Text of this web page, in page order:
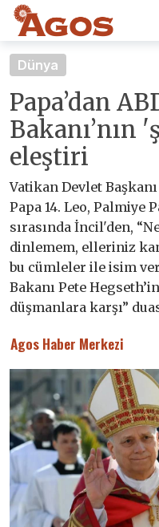
Dünya
Papa’dan
Bakanı’nın
eleştiri
Vatikan Devlet
Papa 14. Leo, Palmiye
sırasında İncil'den,
dinlemem, elleriniz
bu cümleler ile isim
Bakanı Pete
düşmanlara karşı”
Agos Haber Merkezi